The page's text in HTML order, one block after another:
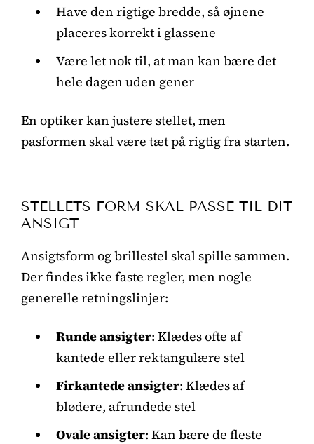
Have den rigtige bredde, så øjnene
placeres korrekt i glassene
Være let nok til, at man kan bære det
hele dagen uden gener
En optiker kan justere stellet, men
pasformen skal være tæt på rigtig fra starten.
STELLETS FORM SKAL PASSE TIL DIT
ANSIGT
Ansigtsform og brillestel skal spille sammen.
Der findes ikke faste regler, men nogle
generelle retningslinjer:
Runde ansigter: Klædes ofte af
kantede eller rektangulære stel
Firkantede ansigter: Klædes af
blødere, afrundede stel
Ovale ansigter: Kan bære de fleste